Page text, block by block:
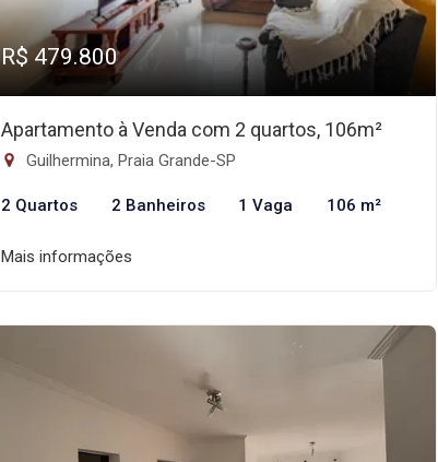
R$ 479.800
Apartamento à Venda com 2 quartos, 106m²
Guilhermina, Praia Grande-SP
2 Quartos 2 Banheiros 1 Vaga 106 m²
Mais informações